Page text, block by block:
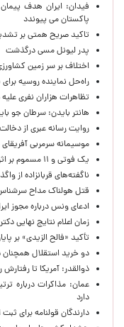
فیدان: ایران هدف
پاکستان می پیوندد
تاکید صریح همتی بر
پدر لیونل مسی درگذشت
اختلاف بر سر زمین
راه‌حل نماینده روسیه برای
تظاهرات هزاران نفری
هانتر بایدن: سرطان جو
روایت رسانه عبری از
موسیمانه سرمربی
یک فوتی و ۱۱ مسموم بر اثر مصرف مشروبات الکلی در نیشابور
ناگفته‌های قربانزاده از واگذاری ۱۲ درصد هلدینگ
قتل هولناک مداح
ادعای ونس درباره مجوز
زمان اعلام نتایج نهایی
تأکید «فالح الزیدی» بر
دو خرید استقلال همچنان
ذوالقدر: آمریکا تا
عمان: مذاکرات درباره
دارد
دارندگان قولنامه برای ثبت ادعا فقط ۲